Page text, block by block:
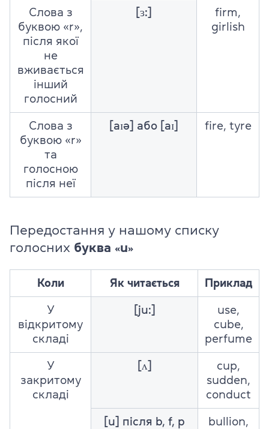
Слова з
буквою «r»,
після якої
не
вживається
інший
голосний
[ɜ:]
firm,
girlish
Слова з
буквою «r»
та
голосною
після неї
[aɪə] або [aɪ] fire, tyre
Передостання у нашому списку
голосних буква «u»
Коли Як читається Приклад
У
відкритому
складі
[ju:]
use,
cube,
perfume
У
закритому
складі
[ʌ]
cup,
sudden,
conduct
[u] після b, f, p bullion,